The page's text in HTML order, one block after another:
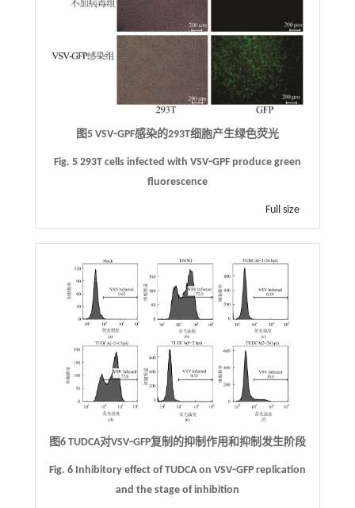
图5 VSV⁃GPF感染的293T细胞产生绿色荧光
Fig. 5 293T cells infected with VSV⁃GPF produce green
fluorescence
Full size
图6 TUDCA对VSV⁃GFP复制的抑制作用和抑制发生阶段
Fig. 6 Inhibitory effect of TUDCA on VSV⁃GFP replication
and the stage of inhibition